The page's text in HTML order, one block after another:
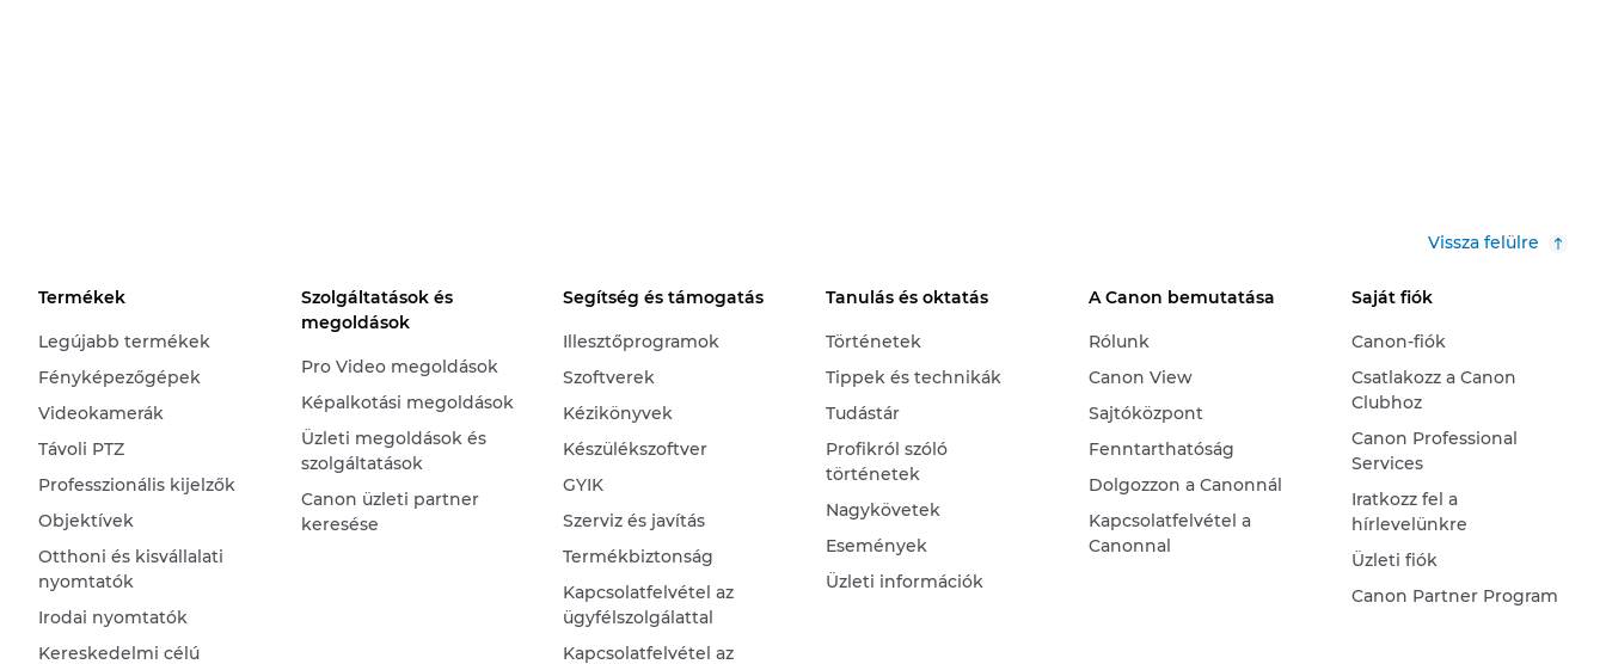
Vissza felülre
Termékek
Legújabb termékek
Fényképezőgépek
Videokamerák
Távoli PTZ
Professzionális kijelzők
Objektívek
Otthoni és kisvállalati
nyomtatók
Irodai nyomtatók
Kereskedelmi célú
Szolgáltatások és
megoldások
Pro Video megoldások
Képalkotási megoldások
Üzleti megoldások és
szolgáltatások
Canon üzleti partner
keresése
Segítség és támogatás
Illesztőprogramok
Szoftverek
Kézikönyvek
Készülékszoftver
GYIK
Szerviz és javítás
Termékbiztonság
Kapcsolatfelvétel az
ügyfélszolgálattal
Kapcsolatfelvétel az
Tanulás és oktatás
Történetek
Tippek és technikák
Tudástár
Profikról szóló
történetek
Nagykövetek
Események
Üzleti információk
A Canon bemutatása
Rólunk
Canon View
Sajtóközpont
Fenntarthatóság
Dolgozzon a Canonnál
Kapcsolatfelvétel a
Canonnal
Saját fiók
Canon-fiók
Csatlakozz a Canon
Clubhoz
Canon Professional
Services
Iratkozz fel a
hírlevelünkre
Üzleti fiók
Canon Partner Program